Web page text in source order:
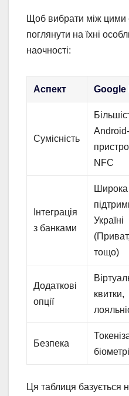
Щоб вибрати між цими
поглянути на їхні
наочності:
Аспект Google
Сумісність
Android-
NFC
Інтеграція
з банками
Широка
Україні
тощо)
Додаткові
опції
квитки,
Безпека
Ця таблиця базується